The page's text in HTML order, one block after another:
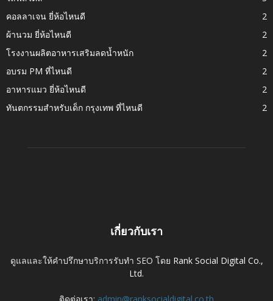
คอลลาเจน ยี่ห้อไหนดี
2
ผ้านวม ยี่ห้อไหนดี
2
โรงงานผลิตอาหารเสริมลดน้ำหนัก
2
อบรม PM ที่ไหนดี
2
อาหารแมว ยี่ห้อไหนดี
2
ทันตกรรมสำหรับเด็ก กรุงเทพ ที่ไหนดี
2
เกี่ยวกับเรา
ดูแลและให้คำปรึกษาบริการรับทำ SEO โดย Rank Social Digital Co.,
Ltd.